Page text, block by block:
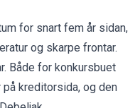
for snart fem år sidan,
og skarpe frontar.
Både for konkursbuet
kreditorsida, og den